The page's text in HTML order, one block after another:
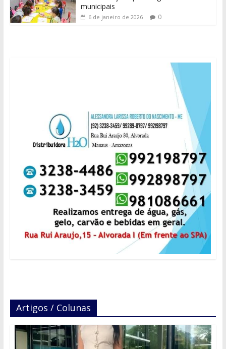
municipais
6 de janeiro de 2026 0
Artigos / Colunas